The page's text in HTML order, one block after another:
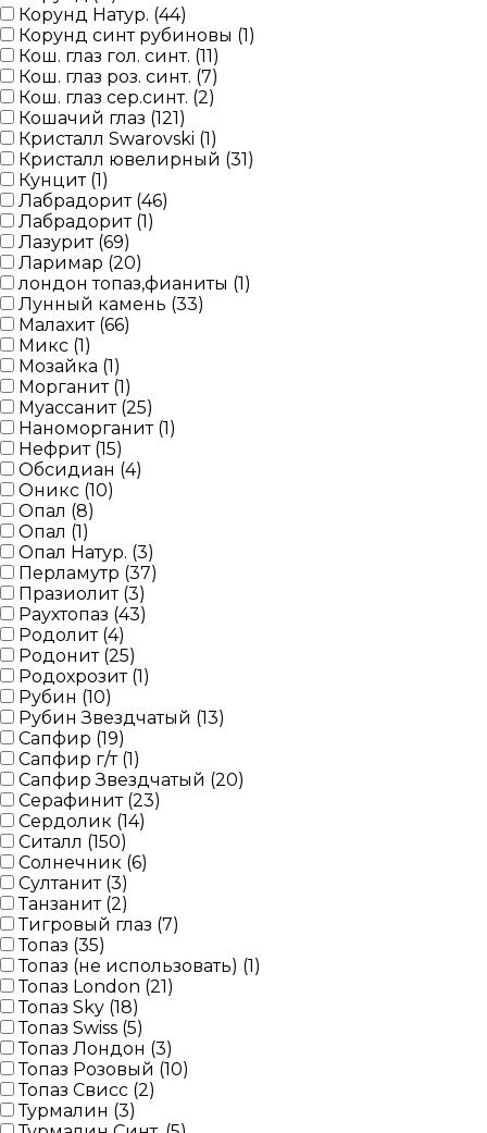
Корунд Натур. (44)
Корунд синт рубиновы (1)
Кош. глаз гол. синт. (11)
Кош. глаз роз. синт. (7)
Кош. глаз сер.синт. (2)
Кошачий глаз (121)
Кристалл Swarovski (1)
Кристалл ювелирный (31)
Кунцит (1)
Лабрадорит (46)
Лабрадорит (1)
Лазурит (69)
Ларимар (20)
лондон топаз,фианиты (1)
Лунный камень (33)
Малахит (66)
Микс (1)
Мозайка (1)
Морганит (1)
Муассанит (25)
Наноморганит (1)
Нефрит (15)
Обсидиан (4)
Оникс (10)
Опал (8)
Опал (1)
Опал Натур. (3)
Перламутр (37)
Празиолит (3)
Раухтопаз (43)
Родолит (4)
Родонит (25)
Родохрозит (1)
Рубин (10)
Рубин Звездчатый (13)
Сапфир (19)
Сапфир г/т (1)
Сапфир Звездчатый (20)
Серафинит (23)
Сердолик (14)
Ситалл (150)
Солнечник (6)
Султанит (3)
Танзанит (2)
Тигровый глаз (7)
Топаз (35)
Топаз (не использовать) (1)
Топаз London (21)
Топаз Sky (18)
Топаз Swiss (5)
Топаз Лондон (3)
Топаз Розовый (10)
Топаз Свисс (2)
Турмалин (3)